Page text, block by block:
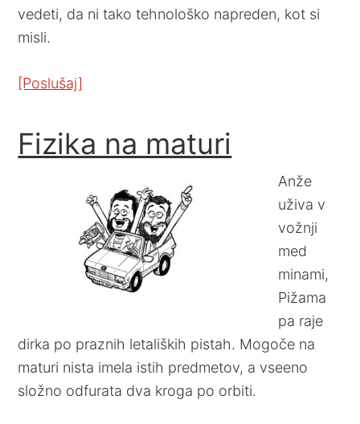
vedeti, da ni tako tehnološko napreden, kot si
misli.
[Poslušaj]
Fizika na maturi
Anže
uživa v
vožnji
med
minami,
Pižama
pa raje
dirka po praznih letaliških pistah. Mogoče na
maturi nista imela istih predmetov, a vseeno
složno odfurata dva kroga po orbiti.